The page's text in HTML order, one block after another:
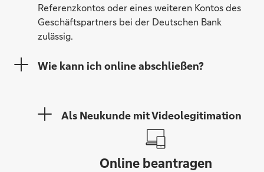
Referenzkontos oder eines weiteren Kontos des
Geschäftspartners bei der Deutschen Bank
zulässig.
Wie kann ich online abschließen?
Als Neukunde mit Videolegitimation
Online beantragen